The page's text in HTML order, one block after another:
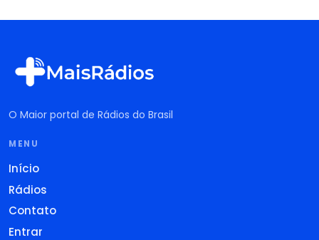
O Maior portal de Rádios do Brasil
MENU
Início
Rádios
Contato
Entrar